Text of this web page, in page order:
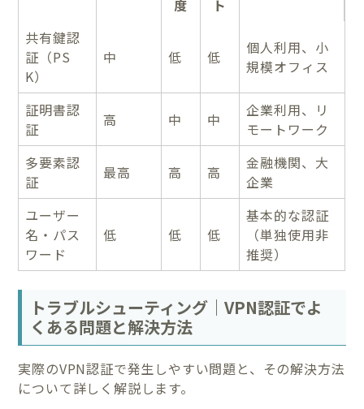
度
ト
共有鍵認
証（PS
K）
中 低 低
個人利用、小
規模オフィス
証明書認
証
高 中 中
企業利用、リ
モートワーク
多要素認
証
最高 高 高
金融機関、大
企業
ユーザー
名・パス
ワード
低 低 低
基本的な認証
（単独使用非
推奨）
トラブルシューティング｜VPN認証でよ
くある問題と解決方法
実際のVPN認証で発生しやすい問題と、その解決方法
について詳しく解説します。